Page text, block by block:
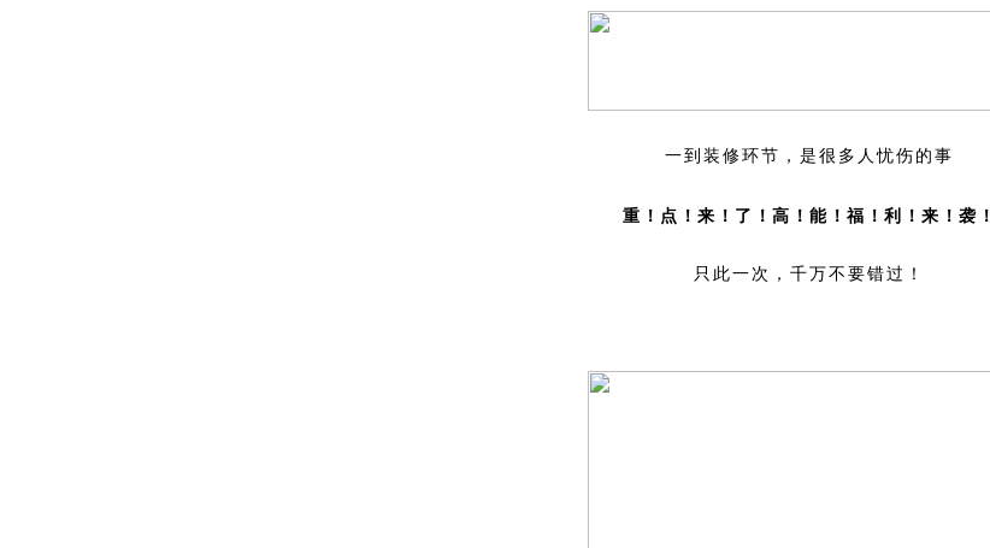
一到装修环节， 是很多人忧伤的事
重！点！来！了！高！能！福！利！来！袭！
只此一次，千万不要错过！